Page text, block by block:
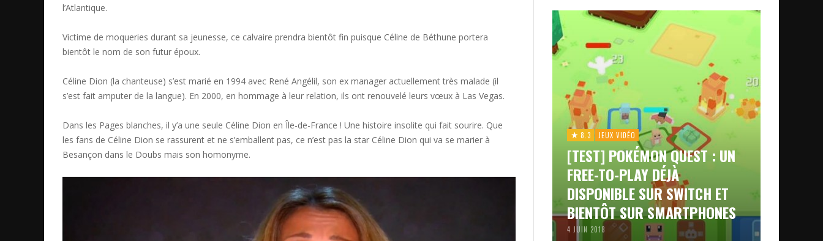
l’Atlantique.
Victime de moqueries durant sa jeunesse, ce calvaire prendra bientôt fin puisque Céline de Béthune portera
bientôt le nom de son futur époux.
Céline Dion (la chanteuse) s’est marié en 1994 avec René Angélil, son ex manager actuellement très malade (il
s’est fait amputer de la langue). En 2000, en hommage à leur relation, ils ont renouvelé leurs vœux à Las Vegas.
Dans les Pages blanches, il y’a une seule Céline Dion en Île-de-France ! Une histoire insolite qui fait sourire. Que
les fans de Céline Dion se rassurent et ne s’emballent pas, ce n’est pas la star Céline Dion qui va se marier à
Besançon dans le Doubs mais son homonyme.
8.3 JEUX VIDÉO
[TEST] POKÉMON QUEST : UN
FREE-TO-PLAY DÉJÀ
DISPONIBLE SUR SWITCH ET
BIENTÔT SUR SMARTPHONES
4 JUIN 2018